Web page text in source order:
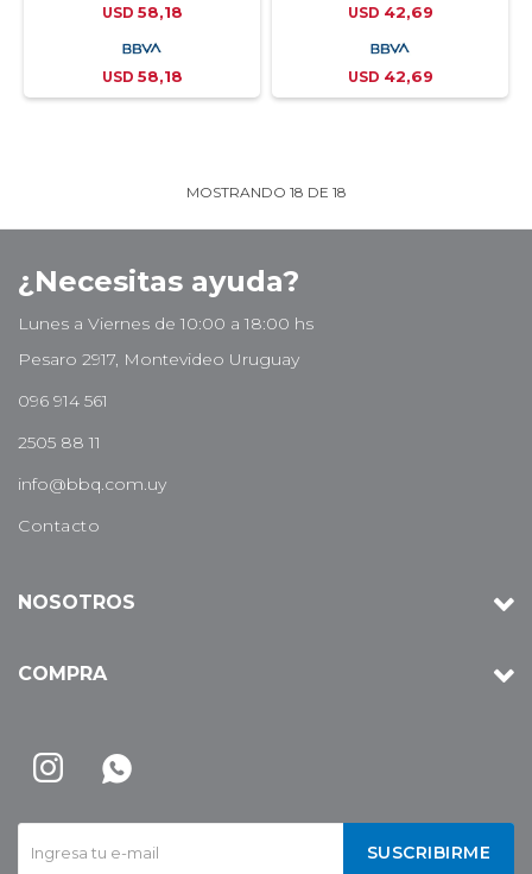
USD 58,18
USD 58,18
USD 42,69
USD 42,69
MOSTRANDO 18 DE 18
 
SUSCRIBIRME
¿Necesitas ayuda?
Lunes a Viernes de 10:00 a 18:00 hs
Pesaro 2917, Montevideo Uruguay
096 914 561
2505 88 11
info@bbq.com.uy
Contacto
NOSOTROS
COMPRA